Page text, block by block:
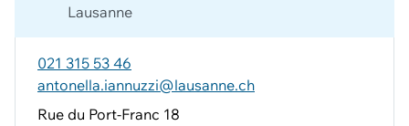
Lausanne
021 315 53 46
antonella.iannuzzi@lausanne.ch
Rue du Port-Franc 18